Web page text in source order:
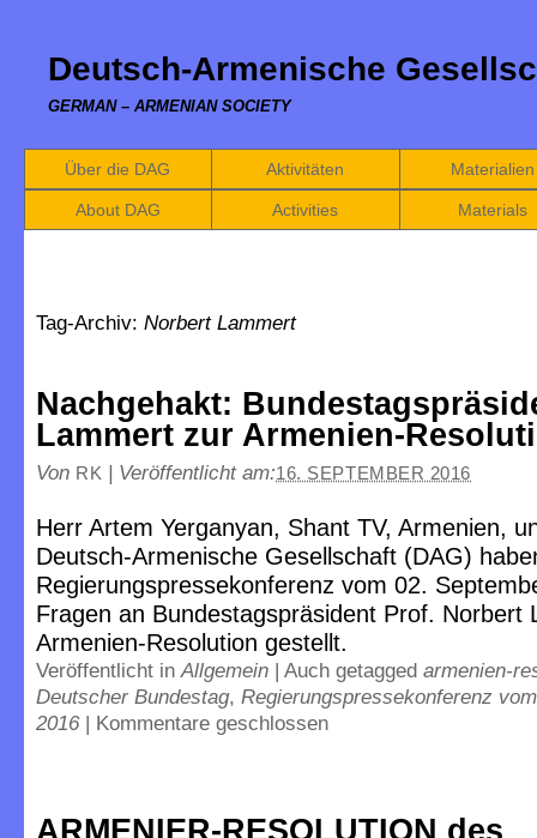
Deutsch-Armenische
GERMAN – ARMENIAN SOCIETY
Über die DAG Aktivitäten Materialien
About DAG Activities Materials
Tag-Archiv: Norbert Lammert
Nachgehakt:
Lammert zur Armenien-
Von RK | Veröffentlicht am:16. SEPTEMBER 2016
Herr Artem Yerganyan, Shant TV, Armenien,
Deutsch-Armenische Gesellschaft (DAG)
Regierungspressekonferenz vom 02.
Fragen an Bundestagspräsident Prof. Norbert
Armenien-Resolution gestellt.
Veröffentlicht inAllgemein | Auch getagged armenien-
Deutscher Bundestag, Regierungspressekonferenz
2016 | Kommentare geschlossen
ARMENIER-RESOLUTION des